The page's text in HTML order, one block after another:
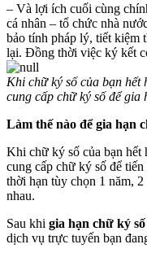
– Và lợi ích cuối cùng
cá nhân – tổ chức nhà
bảo tính pháp lý, tiết kiệm
lại. Đồng thời việc ký kết
Khi chữ ký số của bạn
cung cấp chữ ký số để gia
Làm thế nào để gia hạn
Khi chữ ký số của bạn hết
cung cấp chữ ký số để
thời hạn tùy chọn 1 năm,
nhau.
Sau khi gia hạn chữ ký số
dịch vụ trực tuyến bạn